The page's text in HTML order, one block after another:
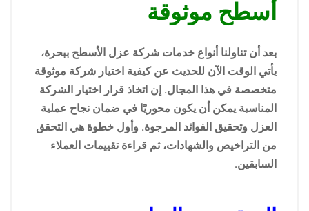
أسطح موثوقة
بعد أن تناولنا أنواع خدمات شركة عزل الأسطح ببحرة،
يأتي الوقت الآن للحديث عن كيفية اختيار شركة موثوقة
متخصصة في هذا المجال. إن اتخاذ قرار اختيار الشركة
المناسبة يمكن أن يكون محوريًا في ضمان نجاح عملية
العزل وتحقيق الفوائد المرجوة. وأول خطوة هي التحقق
من التراخيص والشهادات، ثم قراءة تقييمات العملاء
السابقين.